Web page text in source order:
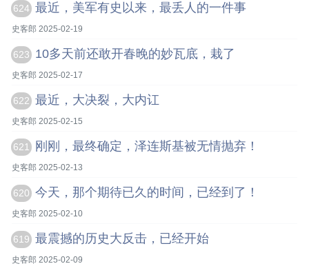
624 最近，美军有史以来，最丢人的一件事
史客郎 2025-02-19
623 10多天前还敢开春晚的妙瓦底，栽了
史客郎 2025-02-17
622 最近，大决裂，大内讧
史客郎 2025-02-15
621 刚刚，最终确定，泽连斯基被无情抛弃！
史客郎 2025-02-13
620 今天，那个期待已久的时间，已经到了！
史客郎 2025-02-10
619 最震撼的历史大反击，已经开始
史客郎 2025-02-09